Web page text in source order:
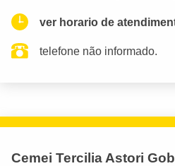
ver horario de
telefone não informado.
Cemei Tercilia Astori